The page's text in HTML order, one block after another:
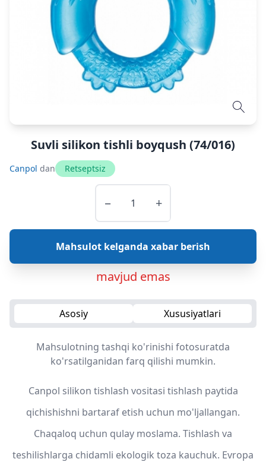
Suvli silikon tishli boyqush (74/016)
Canpol dan Retseptsiz
− +
Mahsulot kelganda xabar berish
mavjud emas
Asosiy Xususiyatlari
Mahsulotning tashqi ko'rinishi fotosuratda
ko'rsatilganidan farq qilishi mumkin.
Canpol silikon tishlash vositasi tishlash paytida
qichishishni bartaraf etish uchun mo'ljallangan.
Chaqaloq uchun qulay moslama. Tishlash va
teshilishlarga chidamli ekologik toza kauchuk. Evropa